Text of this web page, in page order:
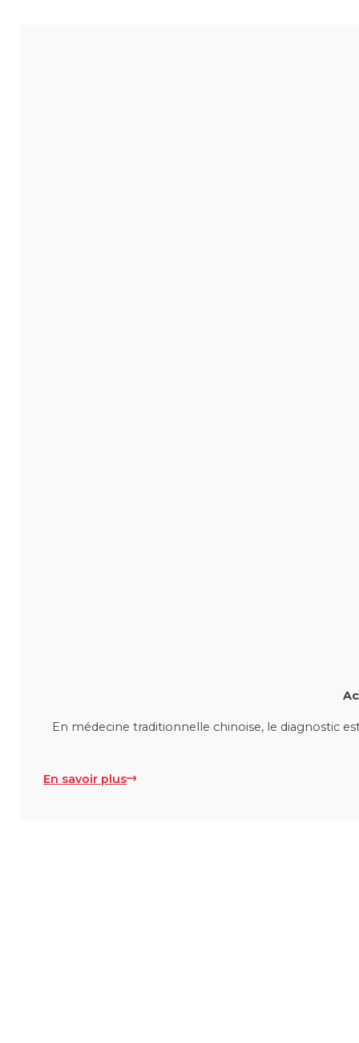
En médecine traditionnelle chinoise, le diagnostic
En savoir plus